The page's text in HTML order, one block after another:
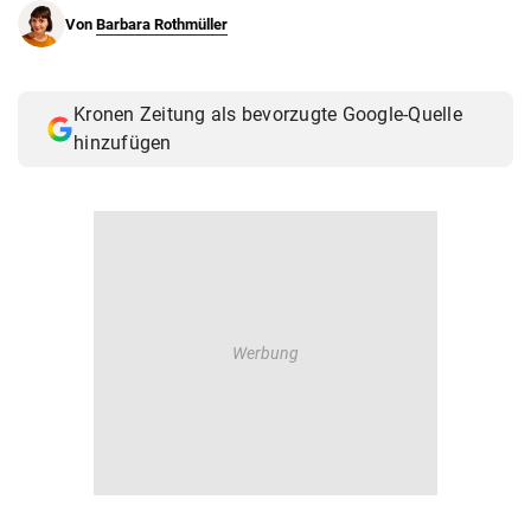
bookmark Merkliste
search
Suchbegriff
eingeben
Von Barbara Rothmüller
Kronen Zeitung als bevorzugte Google-Quelle
hinzufügen